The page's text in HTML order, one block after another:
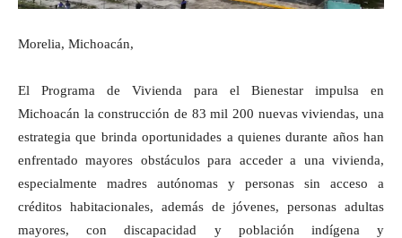
Morelia, Michoacán,
El Programa de Vivienda para el Bienestar impulsa en
Michoacán la construcción de 83 mil 200 nuevas viviendas, una
estrategia que brinda oportunidades a quienes durante años han
enfrentado mayores obstáculos para acceder a una vivienda,
especialmente madres autónomas y personas sin acceso a
créditos habitacionales, además de jóvenes, personas adultas
mayores, con discapacidad y población indígena y